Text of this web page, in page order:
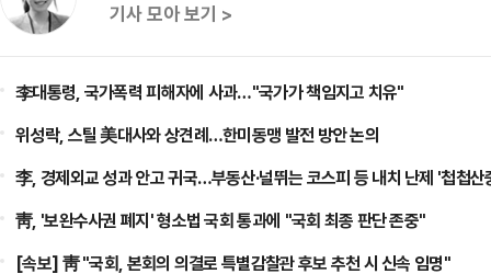
기사 모아 보기 >
李대통령, 국가폭력 피해자에 사과…"국가가 책임지고 치유"
위성락, 스틸 美대사와 상견례…한미동맹 발전 방안 논의
李, 경제외교 성과 안고 귀국…부동산·널뛰는 코스피 등 내치 난제 '첩첩산
靑, '보완수사권 폐지' 형소법 국회 통과에 "국회 최종 판단 존중"
[속보] 靑 "국회, 본회의 의결로 특별감찰관 후보 추천 시 신속 임명"